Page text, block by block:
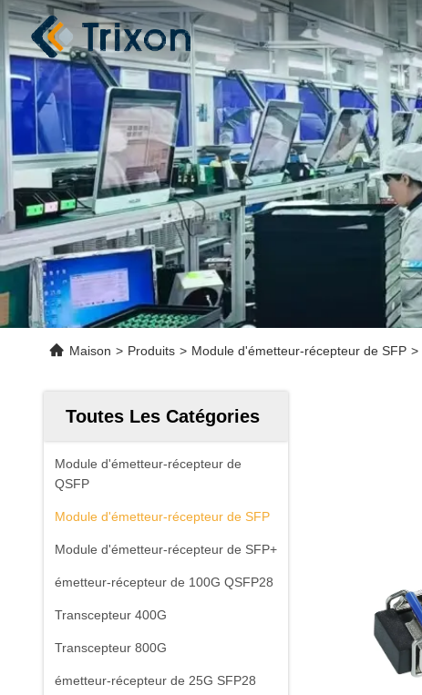
Maison > Produits > Module d'émetteur-récepteur de SFP >
Toutes Les Catégories
Module d'émetteur-récepteur de
QSFP
Module d'émetteur-récepteur de SFP
Module d'émetteur-récepteur de SFP+
émetteur-récepteur de 100G QSFP28
Transcepteur 400G
Transcepteur 800G
émetteur-récepteur de 25G SFP28